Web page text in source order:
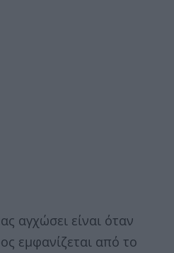
αγχώσει είναι όταν
εμφανίζεται από το